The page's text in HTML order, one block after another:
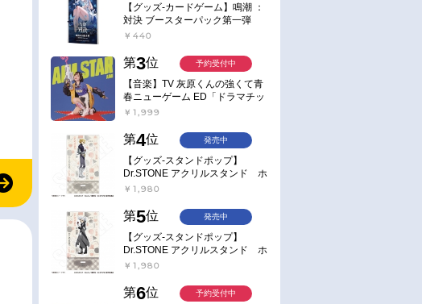
【グッズ-カードゲーム】鳴潮 ：
対決 ブースターパック第一弾
【ポイント2倍】
￥440
第3位
【音楽】TV 灰原くんの強くて青
春ニューゲーム ED「ドラマチッ
ク逃避行」収録シングル AIM
￥1,999
予約受付中
第4位
【グッズ-スタンドポップ】
Dr.STONE アクリルスタンド ホ
ワイマンといっしょver. スタン
￥1,980
発売中
第5位
【グッズ-スタンドポップ】
Dr.STONE アクリルスタンド ホ
ワイマンといっしょver. Dr.ゼノ
￥1,980
発売中
第6位 予約受付中